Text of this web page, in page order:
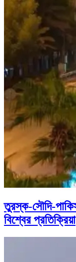
তুরস্ক-সৌদি-
বিশ্বের প্রতিক্রিয়া